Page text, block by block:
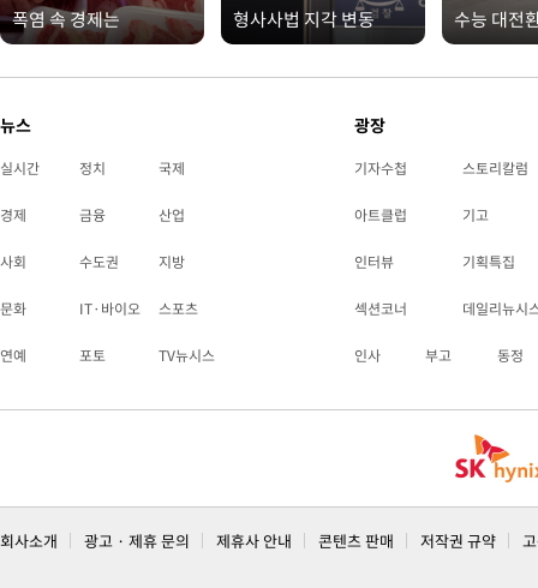
폭염 속 경제는 형사사법 지각 변동 수능 대전
뉴스
실시간 정치 국제
경제 금융 산업
사회 수도권 지방
문화 IT·바이오 스포츠
연예 포토 TV뉴시스
광장
기자수첩 스토리칼럼
아트클럽 기고
인터뷰 기획특집
섹션코너 데일리뉴시
인사 부고 동정
회사소개 광고 · 제휴 문의 제휴사 안내 콘텐츠 판매 저작권 규약